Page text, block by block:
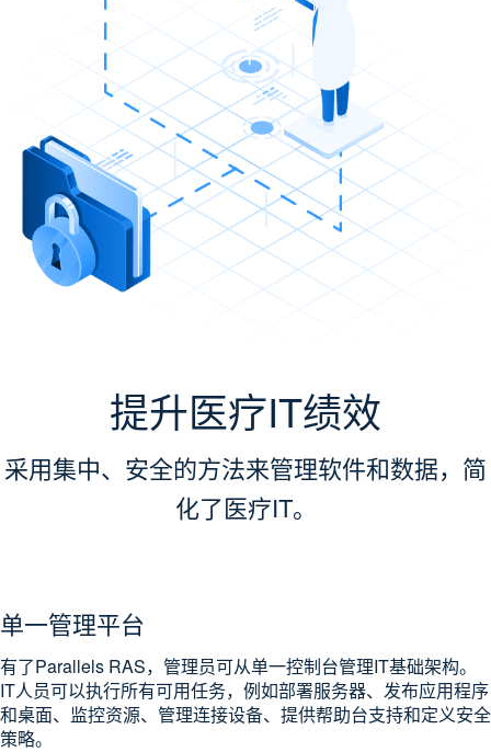
提升医疗IT绩效
采用集中、安全的方法来管理软件和数据，简
化了医疗IT。
单一管理平台
有了Parallels RAS，管理员可从单一控制台管理IT基础架构。
IT人员可以执行所有可用任务，例如部署服务器、发布应用程序
和桌面、监控资源、管理连接设备、提供帮助台支持和定义安全
策略。